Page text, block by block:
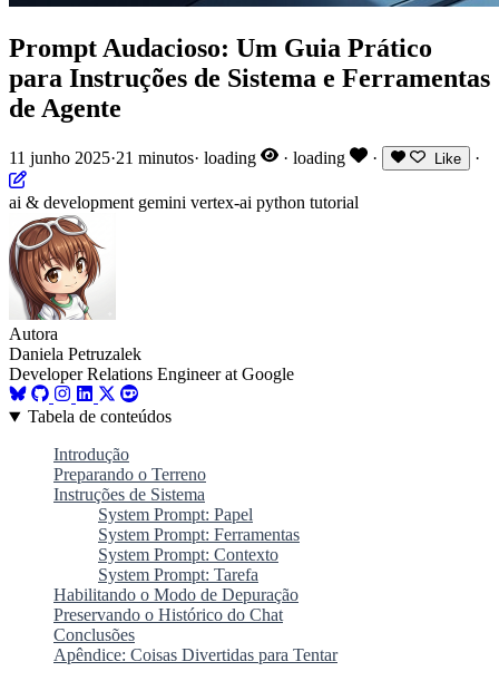
Prompt Audacioso: Um Guia Prático
para Instruções de Sistema e Ferramentas
de Agente
11 junho 2025·21 minutos· loading · loading · Like ·
ai & development gemini vertex-ai python tutorial
Autora
Daniela Petruzalek
Developer Relations Engineer at Google
Tabela de conteúdos
Introdução
Preparando o Terreno
Instruções de Sistema
System Prompt: Papel
System Prompt: Ferramentas
System Prompt: Contexto
System Prompt: Tarefa
Habilitando o Modo de Depuração
Preservando o Histórico do Chat
Conclusões
Apêndice: Coisas Divertidas para Tentar